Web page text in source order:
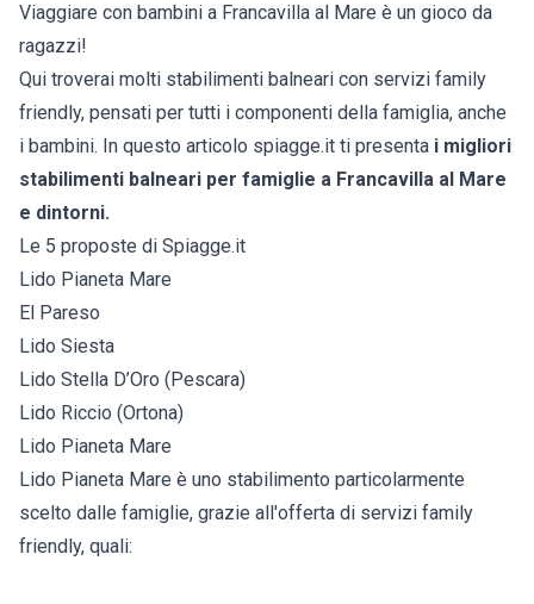
Viaggiare con bambini a Francavilla al Mare è un gioco da
ragazzi!
Qui troverai molti stabilimenti balneari con servizi family
friendly, pensati per tutti i componenti della famiglia, anche
i bambini. In questo articolo spiagge.it ti presenta i migliori
stabilimenti balneari per famiglie a Francavilla al Mare
e dintorni.
Le 5 proposte di Spiagge.it
Lido Pianeta Mare
El Pareso
Lido Siesta
Lido Stella D’Oro (Pescara)
Lido Riccio (Ortona)
Lido Pianeta Mare
Lido Pianeta Mare è uno stabilimento particolarmente
scelto dalle famiglie, grazie all'offerta di servizi family
friendly, quali: